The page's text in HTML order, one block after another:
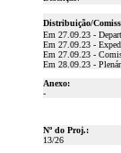
Distribuição/
Em 27.09.23 -
Em 27.09.23 -
Em 27.09.23 -
Em 28.09.23 -
Anexo:
-
Nº do Proj.:
13/26